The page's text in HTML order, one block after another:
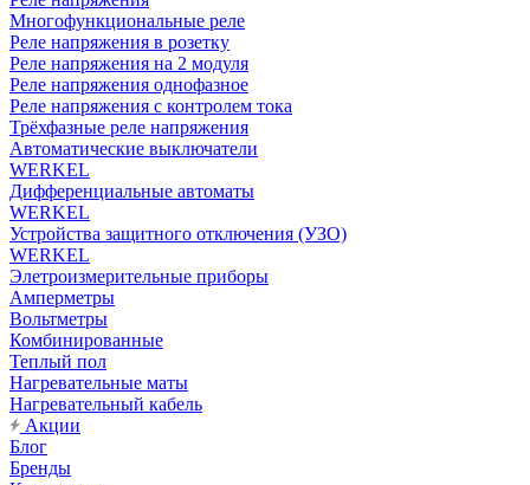
Многофункциональные реле
Реле напряжения в розетку
Реле напряжения на 2 модуля
Реле напряжения однофазное
Реле напряжения с контролем тока
Трёхфазные реле напряжения
Автоматические выключатели
WERKEL
Дифференциальные автоматы
WERKEL
Устройства защитного отключения (УЗО)
WERKEL
Элетроизмерительные приборы
Амперметры
Вольтметры
Комбинированные
Теплый пол
Нагревательные маты
Нагревательный кабель
Акции
Блог
Бренды